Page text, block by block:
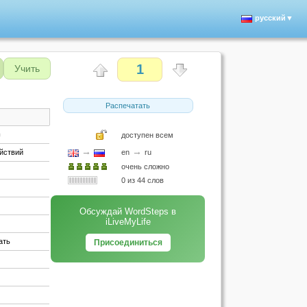
русский▼
Учить 1
Распечатать
доступен всем
→ en → ru
очень сложно
0 из 44 слов
Обсуждай WordSteps в
iLiveMyLife
Присоединиться